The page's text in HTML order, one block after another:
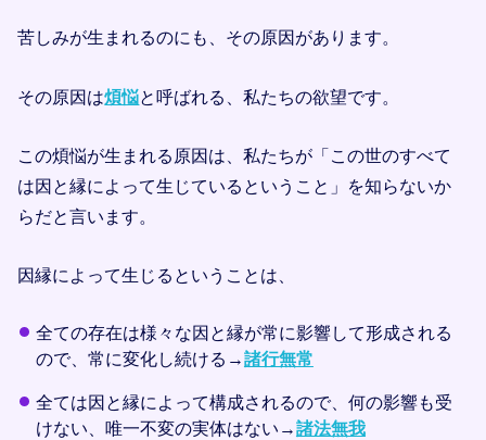
苦しみが生まれるのにも、その原因があります。
その原因は煩悩と呼ばれる、私たちの欲望です。
この煩悩が生まれる原因は、私たちが「この世のすべて
は因と縁によって生じているということ」を知らないか
らだと言います。
因縁によって生じるということは、
全ての存在は様々な因と縁が常に影響して形成される
ので、常に変化し続ける→諸行無常
全ては因と縁によって構成されるので、何の影響も受
けない、唯一不変の実体はない→諸法無我